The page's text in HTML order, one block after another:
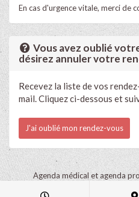
En cas d'urgence vitale, merci de
Vous avez oublié
désirez annuler votre
Recevez la liste de vos
mail. Cliquez ci-dessous et
J'ai oublié mon rendez-vous
Agenda médical et agenda